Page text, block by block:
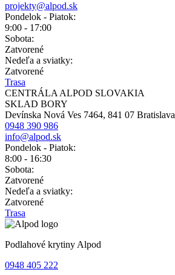
projekty@alpod.sk
Pondelok - Piatok:
9:00 - 17:00
Sobota:
Zatvorené
Nedeľa a sviatky:
Zatvorené
Trasa
CENTRÁLA ALPOD SLOVAKIA
SKLAD BORY
Devínska Nová Ves 7464, 841 07 Bratislava
0948 390 986
info@alpod.sk
Pondelok - Piatok:
8:00 - 16:30
Sobota:
Zatvorené
Nedeľa a sviatky:
Zatvorené
Trasa
Podlahové krytiny Alpod
0948 405 222